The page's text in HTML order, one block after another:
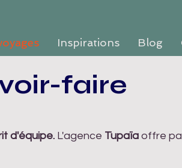
Inspirations Blog
faire
d'équipe. L'agence Tupaïa offre